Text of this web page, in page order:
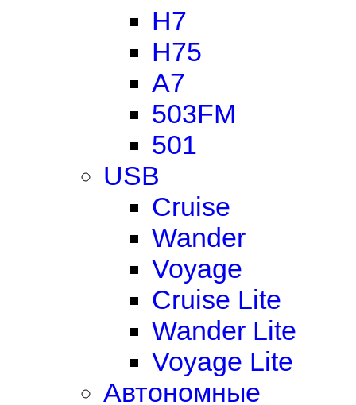
H7
H75
A7
503FM
501
USB
Cruise
Wander
Voyage
Cruise Lite
Wander Lite
Voyage Lite
Автономные